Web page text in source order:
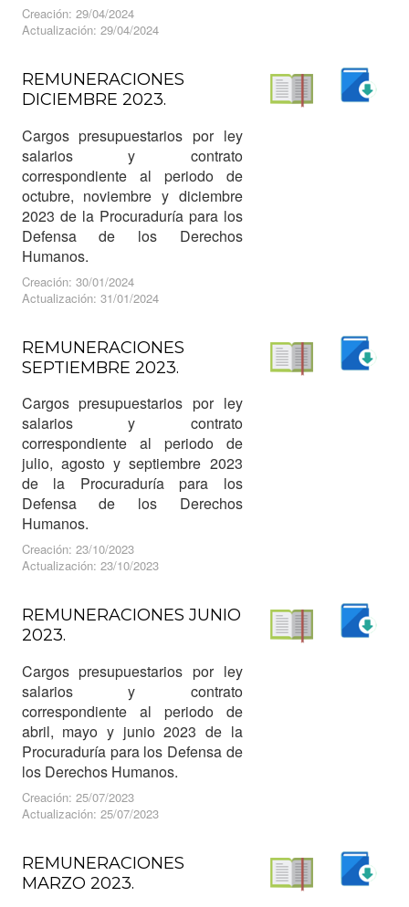
Creación: 29/04/2024
Actualización: 29/04/2024
REMUNERACIONES
DICIEMBRE 2023.
Cargos presupuestarios por ley
salarios y contrato
correspondiente al periodo de
octubre, noviembre y diciembre
2023 de la Procuraduría para los
Defensa de los Derechos
Humanos.
Creación: 30/01/2024
Actualización: 31/01/2024
REMUNERACIONES
SEPTIEMBRE 2023.
Cargos presupuestarios por ley
salarios y contrato
correspondiente al periodo de
julio, agosto y septiembre 2023
de la Procuraduría para los
Defensa de los Derechos
Humanos.
Creación: 23/10/2023
Actualización: 23/10/2023
REMUNERACIONES JUNIO
2023.
Cargos presupuestarios por ley
salarios y contrato
correspondiente al periodo de
abril, mayo y junio 2023 de la
Procuraduría para los Defensa de
los Derechos Humanos.
Creación: 25/07/2023
Actualización: 25/07/2023
REMUNERACIONES
MARZO 2023.